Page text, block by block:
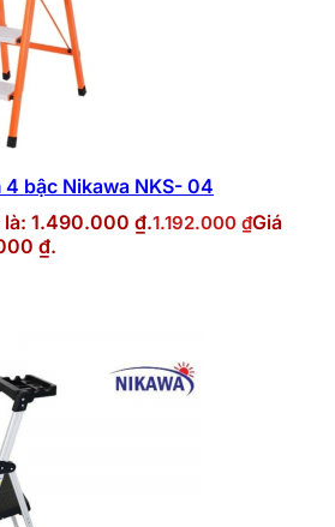
bậc Nikawa NKS- 04
là: 1.490.000 ₫.1.192.000 ₫Giá
₫.